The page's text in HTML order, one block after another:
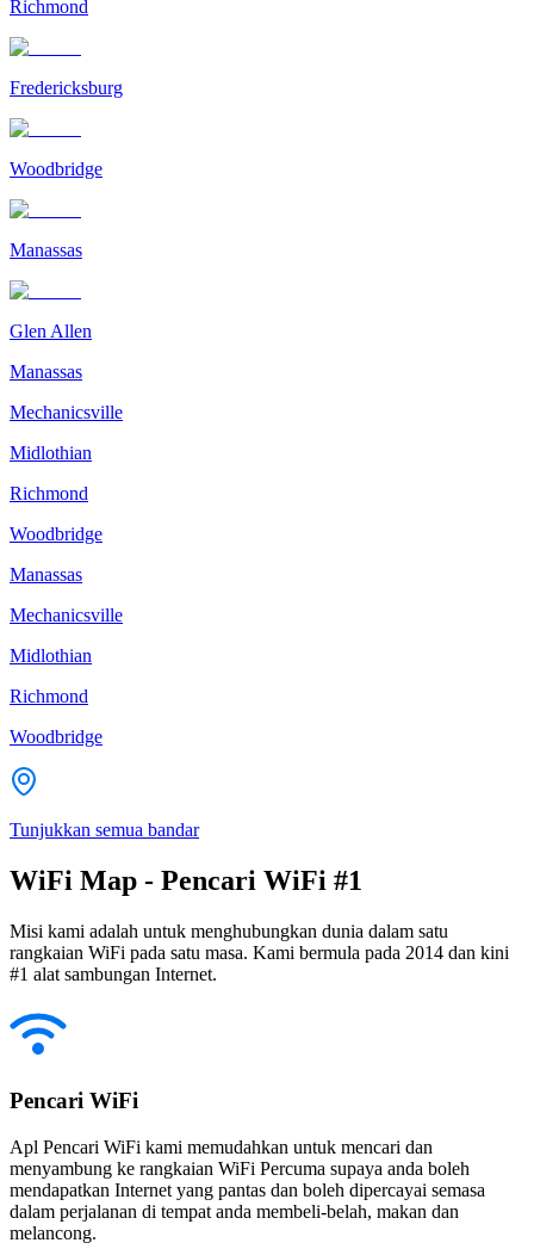
Richmond
Fredericksburg
Woodbridge
Manassas
Glen Allen
Manassas
Mechanicsville
Midlothian
Richmond
Woodbridge
Manassas
Mechanicsville
Midlothian
Richmond
Woodbridge
Tunjukkan semua bandar
WiFi Map - Pencari WiFi #1
Misi kami adalah untuk menghubungkan dunia dalam satu
rangkaian WiFi pada satu masa. Kami bermula pada 2014 dan kini
#1 alat sambungan Internet.
Pencari WiFi
Apl Pencari WiFi kami memudahkan untuk mencari dan
menyambung ke rangkaian WiFi Percuma supaya anda boleh
mendapatkan Internet yang pantas dan boleh dipercayai semasa
dalam perjalanan di tempat anda membeli-belah, makan dan
melancong.